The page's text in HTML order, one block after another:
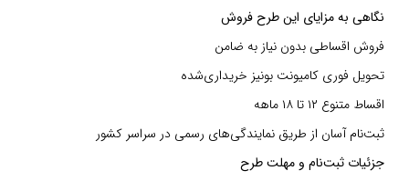
نگاهی به مزایای این طرح فروش
فروش اقساطی بدون نیاز به ضامن
تحویل فوری کامیونت بونیز خریداری‌شده
اقساط متنوع ۱۲ تا ۱۸ ماهه
ثبت‌نام آسان از طریق نمایندگی‌های رسمی در سراسر کشور
جزئیات ثبت‌نام و مهلت طرح